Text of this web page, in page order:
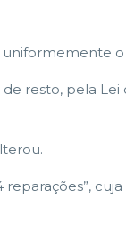
resto, pela